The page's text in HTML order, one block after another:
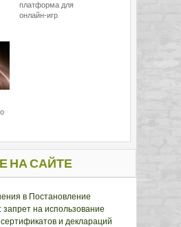
платформа для
онлайн-игр
НА САЙТЕ
в Постановление
на использование
и деклараций